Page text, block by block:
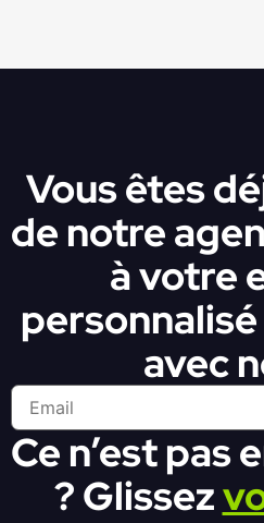
Vous êtes
de notre
à votre
avec
Ce n’est pas
? Glissez